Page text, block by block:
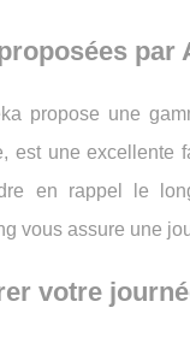
par
propose une
est une excellente
en rappel le
vous assure une
votre